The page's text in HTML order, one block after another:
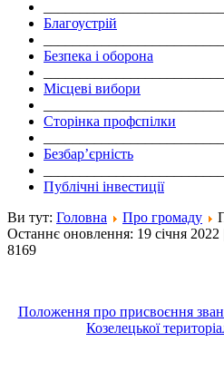
Благоустрій
Безпека і оборона
Місцеві вибори
Сторінка профспілки
Безбар’єрність
Публічні інвестиції
Ви тут: Головна Про громаду
Останнє оновлення: 19 січня 2022
8169
Положення про присвоєння
Козелецької